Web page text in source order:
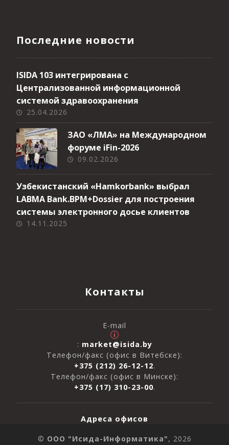
Последние новости
ISIDA 103 интегрирована с
Централизованной информационной
системой здравоохранения
25.04.2026
ЗАО «ЛМА» на Международном
форуме iFin-2026
09.02.2026
Узбекистанский «Hamkorbank» выбрал
LABMA Bank.BPM+Dossier для построения
системы электронного досье клиентов
14.11.2025
Контакты
E-mail
: market@isida.by
Телефон/факс (офис в Витебске):
+375 (212) 26-12-12.
Телефон/факс (офис в Минске):
+375 (17) 310-23-00.
Адреса офисов
© ООО "Исида-Информатика", 2026